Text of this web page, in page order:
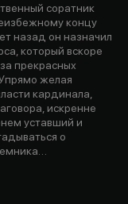
соратник
концу
назад он назначил
который вскоре
прекрасных
желая
кардинала,
искренне
уставший и
о